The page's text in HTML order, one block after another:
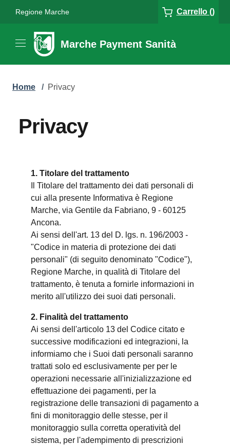
Regione Marche Carrello ()
Marche Payment Sanità
Home / Privacy
Privacy
1. Titolare del trattamento
Il Titolare del trattamento dei dati personali di
cui alla presente Informativa è Regione
Marche, via Gentile da Fabriano, 9 - 60125
Ancona.
Ai sensi dell'art. 13 del D. lgs. n. 196/2003 -
"Codice in materia di protezione dei dati
personali" (di seguito denominato "Codice"),
Regione Marche, in qualità di Titolare del
trattamento, è tenuta a fornirle informazioni in
merito all'utilizzo dei suoi dati personali.
2. Finalità del trattamento
Ai sensi dell'articolo 13 del Codice citato e
successive modificazioni ed integrazioni, la
informiamo che i Suoi dati personali saranno
trattati solo ed esclusivamente per per le
operazioni necessarie all'inizializzazione ed
effettuazione dei pagamenti, per la
registrazione delle transazioni di pagamento a
fini di monitoraggio delle stesse, per il
monitoraggio sulla corretta operatività del
sistema, per l'adempimento di prescrizioni